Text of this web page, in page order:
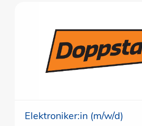
Elektroniker:in (m/w/d)